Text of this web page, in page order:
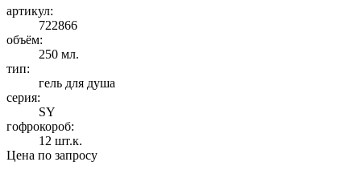
артикул:
722866
объём:
250 мл.
тип:
гель для душа
серия:
SY
гофрокороб:
12 шт.к.
Цена по запросу